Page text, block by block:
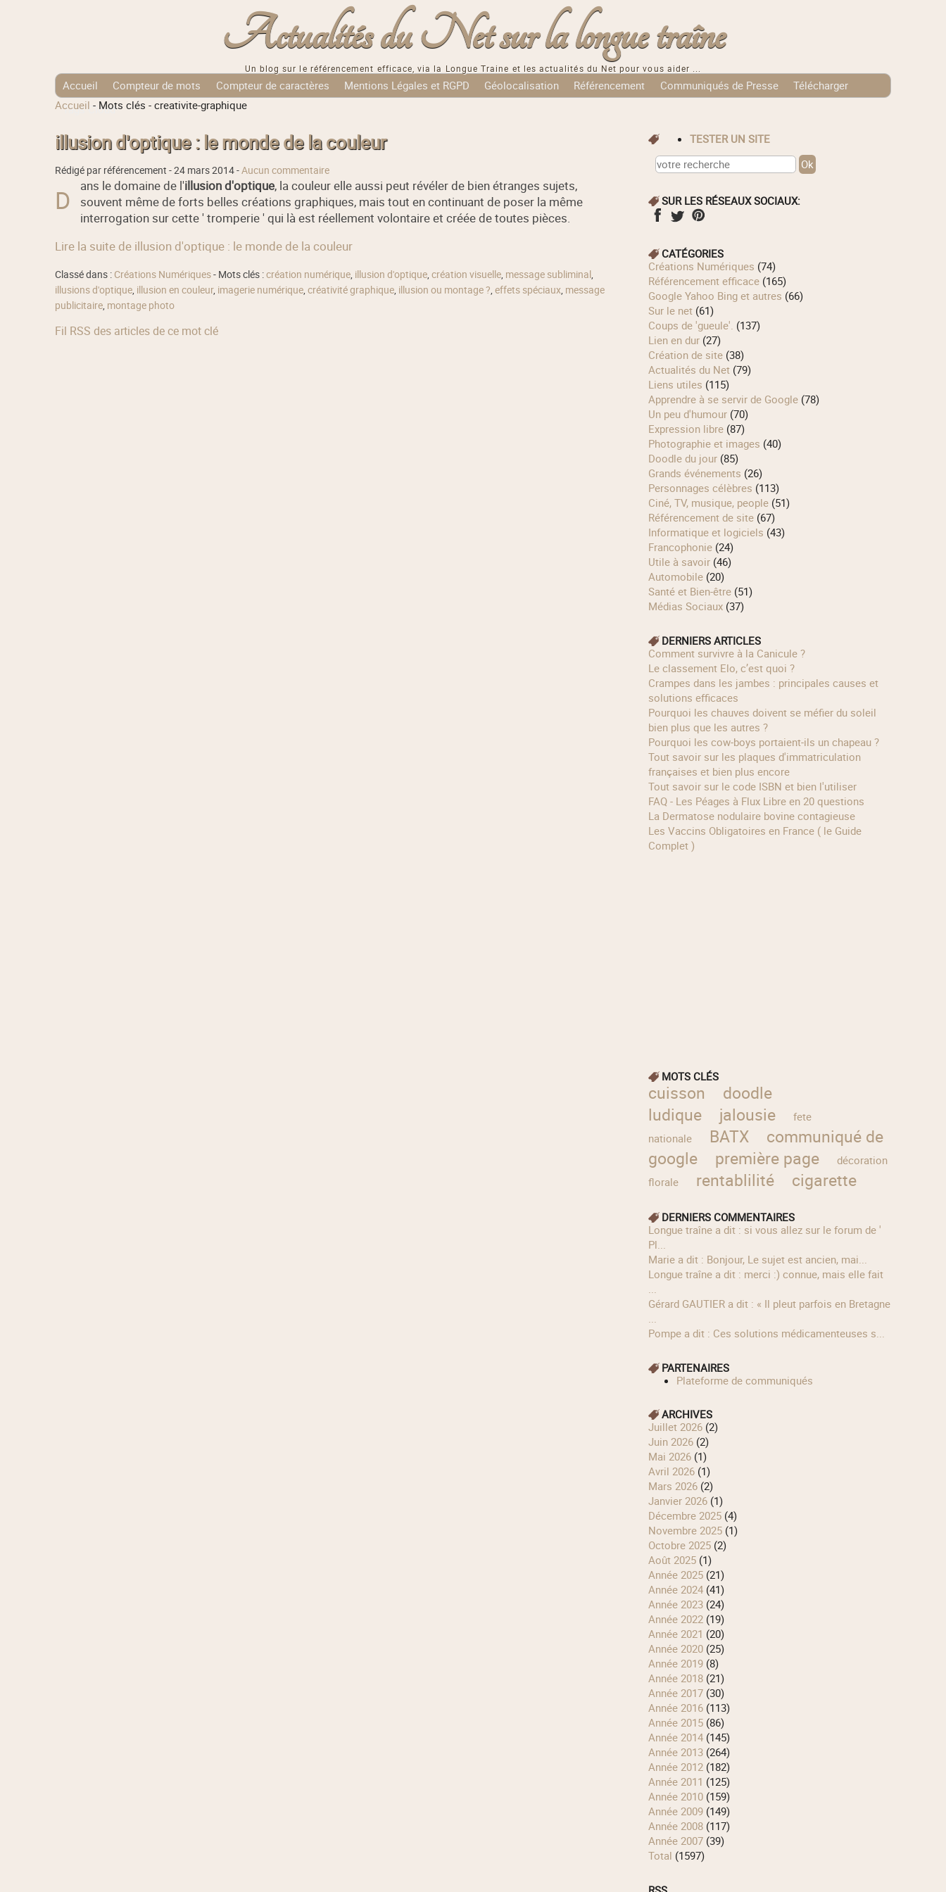
Actualités du Net sur la longue traîne
Un blog sur le référencement efficace, via la Longue Traine et les actualités du Net pour vous aider ...
Accueil Compteur de mots Compteur de caractères Mentions Légales et RGPD Géolocalisation Référencement Communiqués de Presse
Télécharger
Tags Cloud
Accueil - Mots clés - creativite-graphique
illusion d'optique : le monde de la couleur
Rédigé par référencement -24 mars 2014-Aucun commentaire
D ans le domaine de l'illusion d'optique, la couleur elle aussi peut révéler de bien étranges sujets,
souvent même de forts belles créations graphiques, mais tout en continuant de poser la même
interrogation sur cette ' tromperie ' qui là est réellement volontaire et créée de toutes pièces.
Lire la suite de illusion d'optique : le monde de la couleur
Classé dans : Créations Numériques- Mots clés :création numérique, illusion d'optique, création visuelle, message subliminal,
illusions d'optique, illusion en couleur, imagerie numérique, créativité graphique, illusion ou montage ?, effets spéciaux, message
publicitaire, montage photo
Fil RSS des articles de ce mot clé
TESTER UN SITE
SUR LES RÉSEAUX SOCIAUX:
CATÉGORIES
Créations Numériques (74)
Référencement efficace(165)
Google Yahoo Bing et autres (66)
Sur le net(61)
Coups de 'gueule'. (137)
Lien en dur(27)
Création de site(38)
Actualités du Net(79)
Liens utiles (115)
Apprendre à se servir de Google(78)
Un peu d'humour(70)
Expression libre(87)
Photographie et images (40)
Doodle du jour(85)
Grands événements (26)
Personnages célèbres (113)
Ciné, TV, musique, people(51)
Référencement de site(67)
Informatique et logiciels (43)
Francophonie(24)
Utile à savoir(46)
Automobile(20)
Santé et Bien-être(51)
Médias Sociaux(37)
DERNIERS ARTICLES
Comment survivre à la Canicule ?
Le classement Elo, c’est quoi ?
Crampes dans les jambes : principales causes et
solutions efficaces
Pourquoi les chauves doivent se méfier du soleil
bien plus que les autres ?
Pourquoi les cow‑boys portaient‑ils un chapeau ?
Tout savoir sur les plaques d'immatriculation
françaises et bien plus encore
Tout savoir sur le code ISBN et bien l'utiliser
FAQ - Les Péages à Flux Libre en 20 questions
La Dermatose nodulaire bovine contagieuse
Les Vaccins Obligatoires en France ( le Guide
Complet )
MOTS CLÉS
cuisson
doodle
ludique
jalousie
fete
nationale
BATX
communiqué de
google
première page
décoration
florale
rentablilité cigarette
DERNIERS COMMENTAIRES
longue traîne a dit : si vous allez sur le forum de '
Pl...
Marie a dit : Bonjour, Le sujet est ancien, mai...
longue traîne a dit : merci :) connue, mais elle fait
...
Gérard GAUTIER a dit : « Il pleut parfois en Bretagne
...
Pompe a dit : Ces solutions médicamenteuses s...
PARTENAIRES
Plateforme de communiqués
ARCHIVES
juillet 2026(2)
juin 2026(2)
mai 2026(1)
avril 2026(1)
mars 2026(2)
janvier 2026(1)
décembre 2025(4)
novembre 2025(1)
octobre 2025(2)
août 2025(1)
année 2025(21)
année 2024(41)
année 2023(24)
année 2022(19)
année 2021 (20)
année 2020(25)
année 2019(8)
année 2018(21)
année 2017(30)
année 2016(113)
année 2015(86)
année 2014(145)
année 2013(264)
année 2012(182)
année 2011 (125)
année 2010(159)
année 2009(149)
année 2008(117)
année 2007(39)
total (1597)